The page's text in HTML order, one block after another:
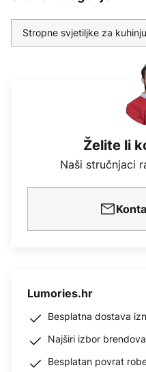
Stropne svjetiljke za
Želite li
Naši stručnjaci
Lumories.hr
Besplatna dostava
Najširi izbor
Besplatan povrat